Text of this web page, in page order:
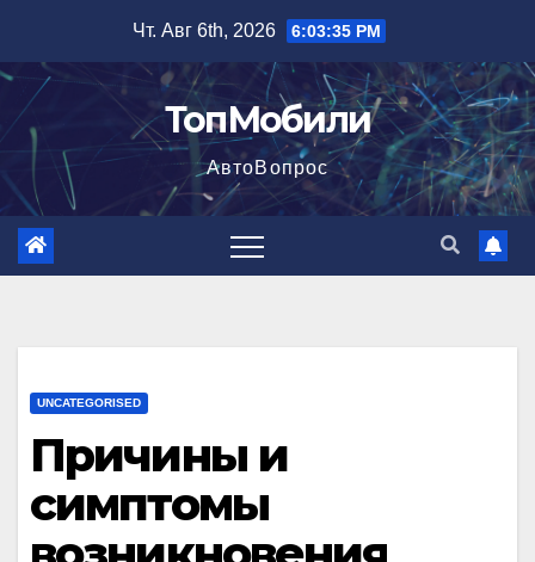
содержимому
Чт. Авг 6th, 2026 6:03:36 PM
ТопМобили
АвтоВопрос
UNCATEGORISED
Причины и
симптомы